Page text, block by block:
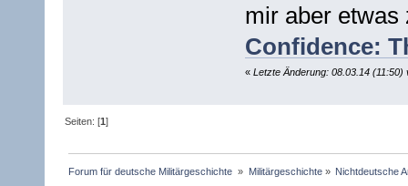
mir aber
Confidence:
« Letzte Änderung: 08.03.14 (11:50)
Seiten: [1]
Forum für deutsche Militärgeschichte » Militärgeschichte» Nichtdeutsche